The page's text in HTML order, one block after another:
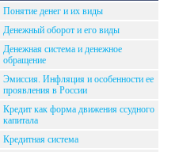
Понятие денег и их виды
Денежный оборот и его виды
Денежная система и денежное
обращение
Эмиссия. Инфляция и особенности ее
проявления в России
Кредит как форма движения ссудного
капитала
Кредитная система